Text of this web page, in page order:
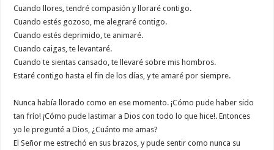
Cuando llores, tendré compasión y lloraré contigo.
Cuando estés gozoso, me alegraré contigo.
Cuando estés deprimido, te animaré.
Cuando caigas, te levantaré.
Cuando te sientas cansado, te llevaré sobre mis hombros.
Estaré contigo hasta el fin de los días, y te amaré por siempre.
Nunca había llorado como en ese momento. ¡Cómo pude haber sido
tan frío! ¡Cómo pude lastimar a Dios con todo lo que hice!. Entonces
yo le pregunté a Dios, ¿Cuánto me amas?
El Señor me estrechó en sus brazos, y pude sentir como nunca su